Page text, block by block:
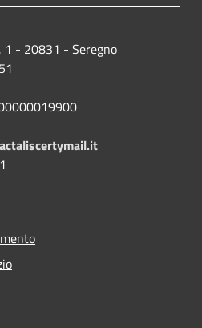
1 - 20831 - Seregno